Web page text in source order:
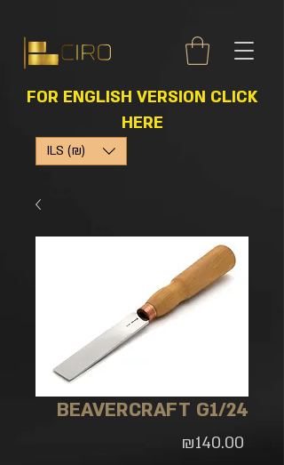
FOR ENGLISH VERSION CLICK
HERE
ILS (₪)
BEAVERCRAFT G1/24
₪140.00